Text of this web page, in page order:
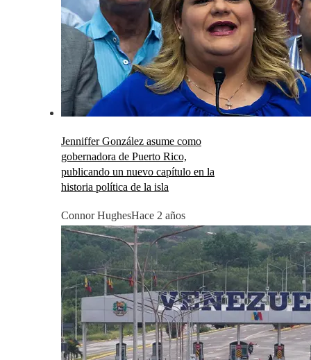
Jenniffer González asume como
gobernadora de Puerto Rico,
publicando un nuevo capítulo en la
historia política de la isla
Connor HughesHace 2 años